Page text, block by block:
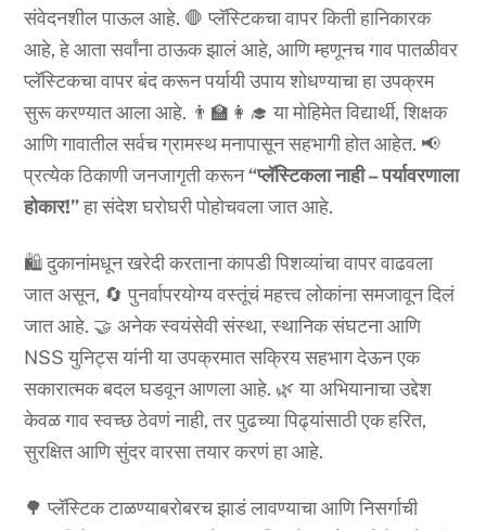
संवेदनशील पाऊल आहे. 🛑 प्लॅस्टिकचा वापर किती हानिकारक
आहे, हे आता सर्वांना ठाऊक झालं आहे, आणि म्हणूनच गाव पातळीवर
प्लॅस्टिकचा वापर बंद करून पर्यायी उपाय शोधण्याचा हा उपक्रम
सुरू करण्यात आला आहे. 👨‍🏫👩‍🎓 या मोहिमेत विद्यार्थी, शिक्षक
आणि गावातील सर्वच ग्रामस्थ मनापासून सहभागी होत आहेत. 📢
प्रत्येक ठिकाणी जनजागृती करून“प्लॅस्टिकला नाही – पर्यावरणाला
होकार!”हा संदेश घरोघरी पोहोचवला जात आहे.
🛍️ दुकानांमधून खरेदी करताना कापडी पिशव्यांचा वापर वाढवला
जात असून, 🔄 पुनर्वापरयोग्य वस्तूंचं महत्त्व लोकांना समजावून दिलं
जात आहे. 🤝 अनेक स्वयंसेवी संस्था, स्थानिक संघटना आणि
NSS युनिट्स यांनी या उपक्रमात सक्रिय सहभाग देऊन एक
सकारात्मक बदल घडवून आणला आहे. 🌿 या अभियानाचा उद्देश
केवळ गाव स्वच्छ ठेवणं नाही, तर पुढच्या पिढ्यांसाठी एक हरित,
सुरक्षित आणि सुंदर वारसा तयार करणं हा आहे.
🌳 प्लॅस्टिक टाळण्याबरोबरच झाडं लावण्याचा आणि निसर्गाची